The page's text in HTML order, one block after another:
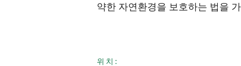
약한 자연환경을 보호하는 법을
위치: